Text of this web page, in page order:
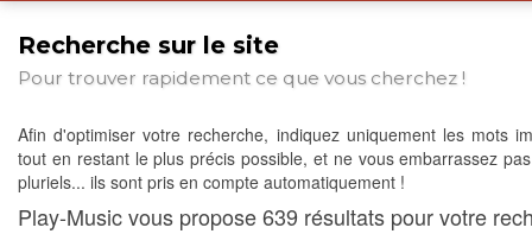
Recherche sur le site
Pour trouver rapidement ce que vous cherchez !
Afin d'optimiser votre recherche, indiquez uniquement les mots
tout en restant le plus précis possible, et ne vous embarrassez
pluriels... ils sont pris en compte automatiquement !
Play-Music vous propose 639 résultats pour votre